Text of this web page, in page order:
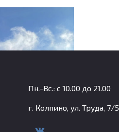
Пн.-Вс.: с 10.00 до 21.00
г. Колпино, ул. Труда, 7/5